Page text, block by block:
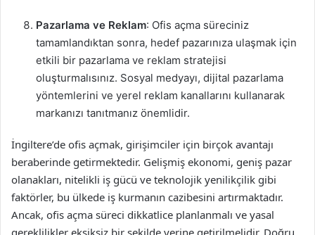
Pazarlama ve Reklam: Ofis açma süreciniz
tamamlandıktan sonra, hedef pazarınıza ulaşmak için
etkili bir pazarlama ve reklam stratejisi
oluşturmalısınız. Sosyal medyayı, dijital pazarlama
yöntemlerini ve yerel reklam kanallarını kullanarak
markanızı tanıtmanız önemlidir.
İngiltere’de ofis açmak, girişimciler için birçok avantajı
beraberinde getirmektedir. Gelişmiş ekonomi, geniş pazar
olanakları, nitelikli iş gücü ve teknolojik yenilikçilik gibi
faktörler, bu ülkede iş kurmanın cazibesini artırmaktadır.
Ancak, ofis açma süreci dikkatlice planlanmalı ve yasal
gereklilikler eksiksiz bir şekilde yerine getirilmelidir. Doğru